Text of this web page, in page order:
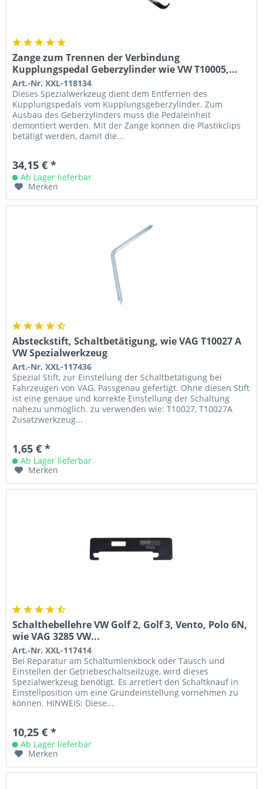
Zange zum Trennen der Verbindung
Kupplungspedal Geberzylinder wie VW T10005,...
Art.-Nr. XXL-118134
Dieses Spezialwerkzeug dient dem Entfernen des
Kupplungspedals vom Kupplungsgeberzylinder. Zum
Ausbau des Geberzylinders muss die Pedaleinheit
demontiert werden. Mit der Zange können die Plastikclips
betätigt werden, damit die...
34,15 € *
Ab Lager lieferbar
Merken
Absteckstift, Schaltbetätigung, wie VAG T10027 A
VW Spezialwerkzeug
Art.-Nr. XXL-117436
Spezial Stift, zur Einstellung der Schaltbetätigung bei
Fahrzeugen von VAG. Passgenau gefertigt. Ohne diesen Stift
ist eine genaue und korrekte Einstellung der Schaltung
nahezu unmöglich. zu verwenden wie: T10027, T10027A
Zusatzwerkzeug...
1,65 € *
Ab Lager lieferbar
Merken
Schalthebellehre VW Golf 2, Golf 3, Vento, Polo 6N,
wie VAG 3285 VW...
Art.-Nr. XXL-117414
Bei Reparatur am Schaltumlenkbock oder Tausch und
Einstellen der Getriebeschaltseilzüge, wird dieses
Spezialwerkzeug benötigt. Es arretiert den Schaltknauf in
Einstellposition um eine Grundeinstellung vornehmen zu
können. HINWEIS: Diese...
10,25 € *
Ab Lager lieferbar
Merken